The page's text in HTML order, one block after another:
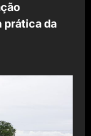
prática da